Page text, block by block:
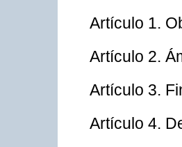
Artículo 1.
Artículo 2.
Artículo 3.
Artículo 4.